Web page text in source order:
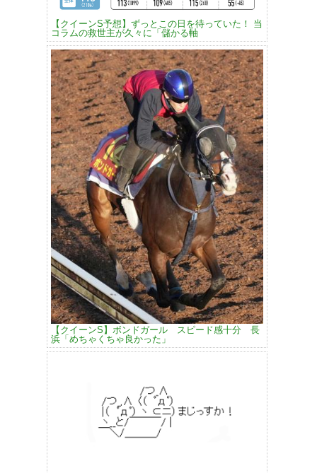
【クイーンS予想】ずっとこの日を待っていた！ 当
コラムの救世主が久々に「儲かる軸
【クイーンS】ボンドガール スピード感十分 長
浜「めちゃくちゃ良かった」